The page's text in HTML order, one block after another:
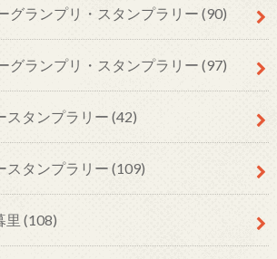
グランプリ・スタンプラリー (90)
グランプリ・スタンプラリー (97)
スタンプラリー (42)
スタンプラリー (109)
里 (108)